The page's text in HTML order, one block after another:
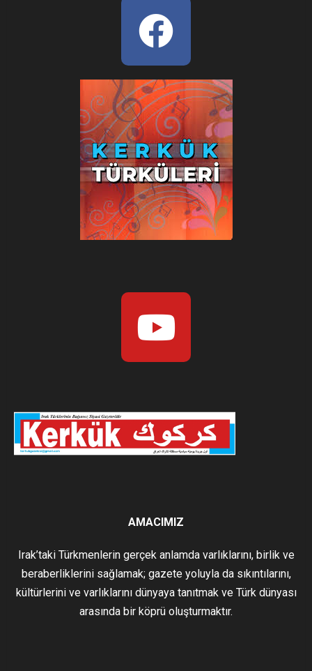
AMACIMIZ
Irak’taki Türkmenlerin gerçek anlamda varlıklarını, birlik ve
beraberliklerini sağlamak; gazete yoluyla da sıkıntılarını,
kültürlerini ve varlıklarını dünyaya tanıtmak ve Türk dünyası
arasında bir köprü oluşturmaktır.